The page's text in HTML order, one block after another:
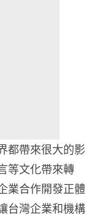
都帶來很大的影
等文化帶來轉
業合作開發正體
台灣企業和機構